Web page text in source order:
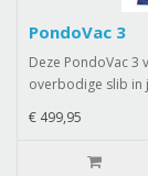
PondoVac 3
Deze PondoVac
overbodige slib in
€ 499,95